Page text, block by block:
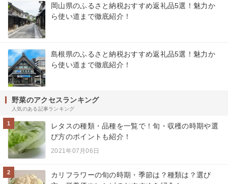
岡山県のふるさと納税おすすめ返礼品5選！魅力か
ら使い道まで徹底紹介！
島根県のふるさと納税おすすめ返礼品5選！魅力か
ら使い道まで徹底紹介！
野菜のアクセスランキング
人気のある記事ランキング
1
レタスの種類・品種を一覧で！旬・収穫の時期や選
び方のポイントも紹介！
2021年07月06日
2
カリフラワーの旬の時期・季節は？種類は？選び